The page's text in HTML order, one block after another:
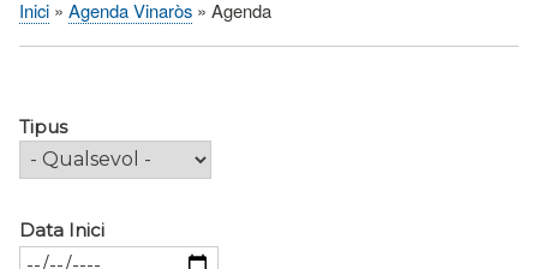
Fil
Inici Agenda Vinaròs Agenda
Tipus
Data Inici